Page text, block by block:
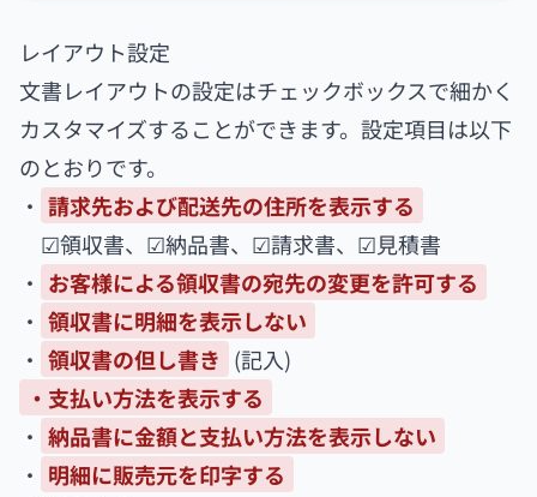
レイアウト設定
文書レイアウトの設定はチェックボックスで細かく
カスタマイズすることができます。設定項目は以下
のとおりです。
・ 請求先および配送先の住所を表示する
☑︎領収書、☑︎納品書、☑︎請求書、☑︎見積書
・ お客様による領収書の宛先の変更を許可する
・ 領収書に明細を表示しない
・ 領収書の但し書き (記入)
・支払い方法を表示する
・ 納品書に金額と支払い方法を表示しない
・ 明細に販売元を印字する